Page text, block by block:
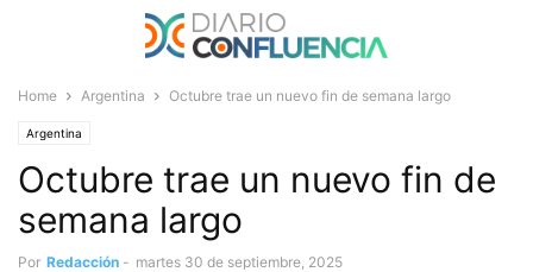
Home Argentina Octubre trae un nuevo fin de semana largo
Argentina
Octubre trae un nuevo fin de
semana largo
Por Redacción - martes 30 de septiembre, 2025